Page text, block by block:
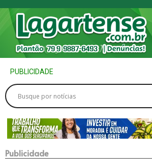
PUBLICIDADE
Publicidade